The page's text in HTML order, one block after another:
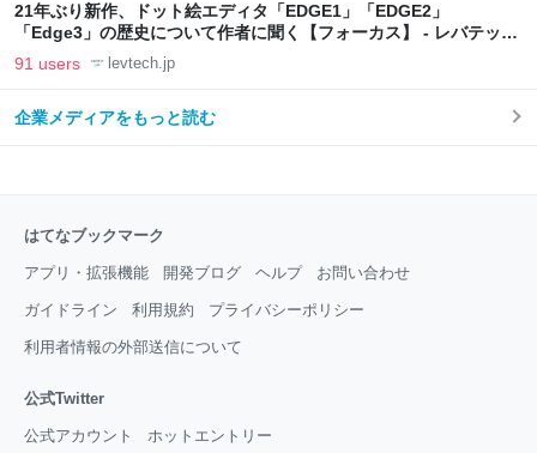
21年ぶり新作、ドット絵エディタ「EDGE1」「EDGE2」
「Edge3」の歴史について作者に聞く【フォーカス】 - レバテック
LAB
91 users levtech.jp
企業メディアをもっと読む
はてなブックマーク
アプリ・拡張機能 開発ブログ ヘルプ お問い合わせ
ガイドライン 利用規約 プライバシーポリシー
利用者情報の外部送信について
公式Twitter
公式アカウント ホットエントリー